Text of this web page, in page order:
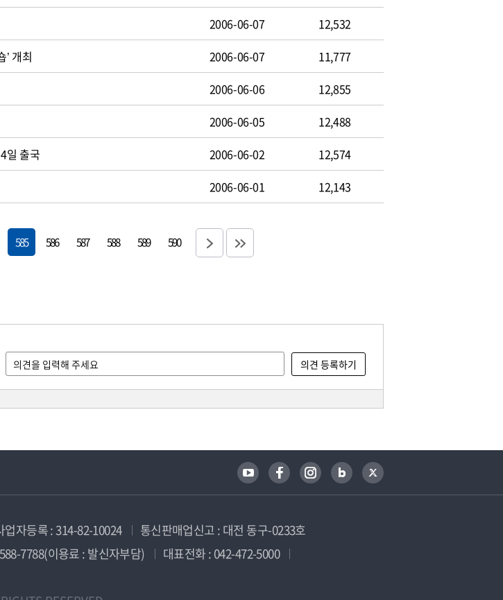
2006-06-07
12,532
’ 개최 2006-06-07
11,777
2006-06-06
12,855
2006-06-05
12,488
일 출국 2006-06-02
12,574
2006-06-01 12,143
585 586 587 588 589 590
업자등록 : 314-82-10024
통신판매업신고 : 대전 동구-0233호
7788(이용료 : 발신자부담)
대표전화 : 042-472-5000